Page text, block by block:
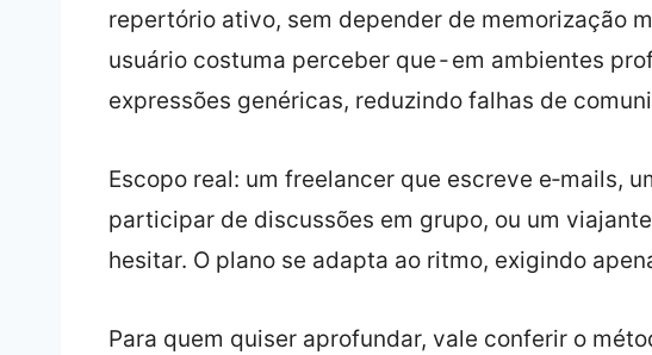
repertório ativo, sem depender de memorização
usuário costuma perceber que ‑ em ambientes
expressões genéricas, reduzindo falhas de
Escopo real: um freelancer que escreve e‑mails,
participar de discussões em grupo, ou um
hesitar. O plano se adapta ao ritmo, exigindo
Para quem quiser aprofundar, vale conferir o